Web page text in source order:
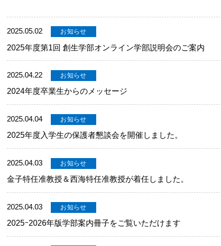
2025.05.02 お知らせ
2025年度第1回 創生学部オンライン学部説明会のご案内
2025.04.22 お知らせ
2024年度卒業生からのメッセージ
2025.04.04 お知らせ
2025年度入学生の保護者懇談会を開催しました。
2025.04.03 お知らせ
金子特任准教授＆西海特任准教授が着任しました。
2025.04.03 お知らせ
2025ｰ2026年版学部案内冊子をご覧いただけます